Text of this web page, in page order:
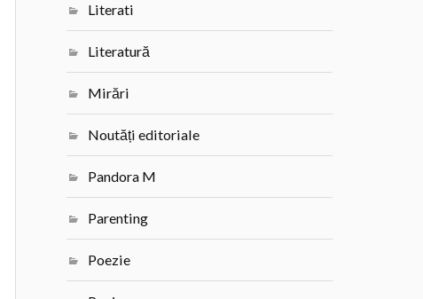
Literati
Literatură
Mirări
Noutăți editoriale
Pandora M
Parenting
Poezie